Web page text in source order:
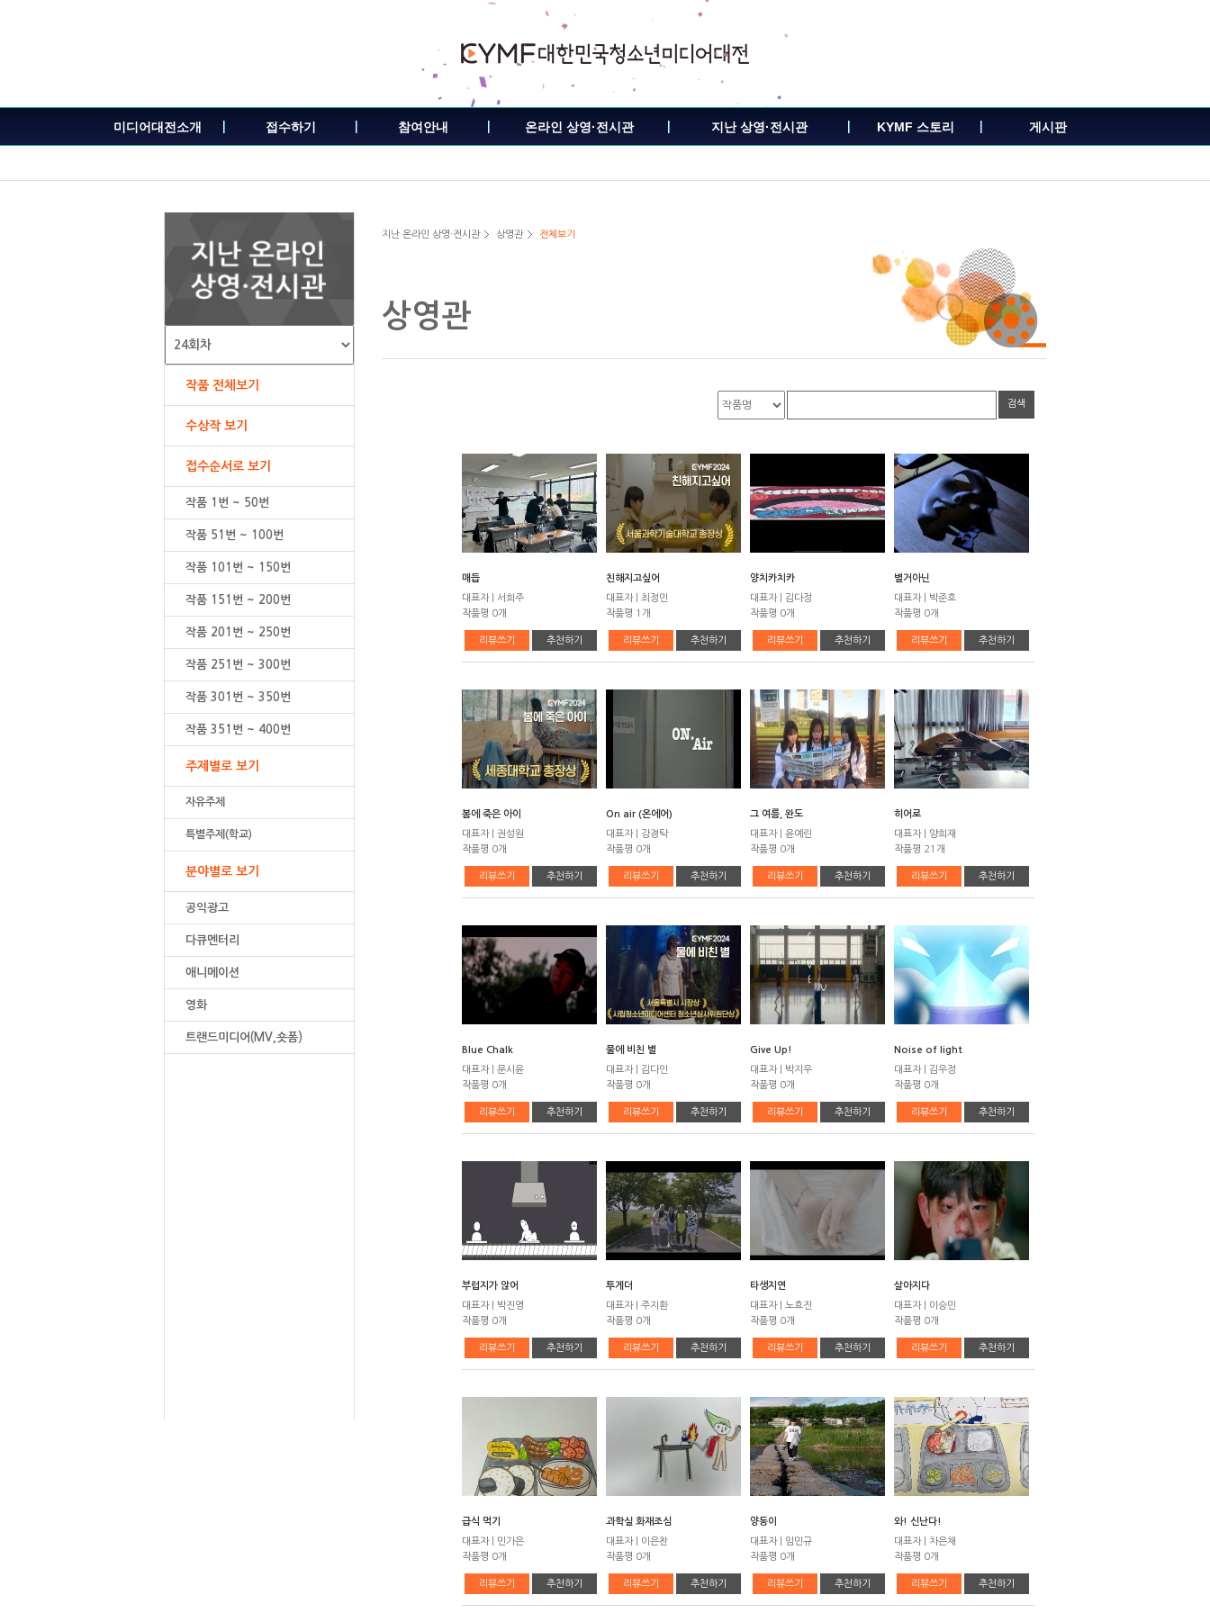
가
미디어대전소개 접수하기 참여안내 온라인 상영·전시관 지난 상영·전시관 KYMF 스토리 게시판
작품 전체보기
수상작 보기
접수순서로 보기
작품 1번 ~ 50번
작품 51번 ~ 100번
작품 101번 ~ 150번
작품 151번 ~ 200번
작품 201번 ~ 250번
작품 251번 ~ 300번
작품 301번 ~ 350번
작품 351번 ~ 400번
주제별로 보기
자유주제
특별주제(학교)
분야별로 보기
공익광고
다큐멘터리
애니메이션
영화
트랜드미디어(MV,숏폼)
지난 온라인 상영·전시관 상영관 전체보기
상영관
검색
매듭
대표자 | 서희주
작품평 0개
리뷰쓰기 추천하기
친해지고싶어
대표자 | 최정민
작품평 1개
리뷰쓰기 추천하기
양치카치카
대표자 | 김다정
작품평 0개
리뷰쓰기 추천하기
별거아닌
대표자 | 박준호
작품평 0개
리뷰쓰기 추천하기
봄에 죽은 아이
대표자 | 권성원
작품평 0개
리뷰쓰기 추천하기
On air (온에어)
대표자 | 강경탁
작품평 0개
리뷰쓰기 추천하기
그 여름, 완도
대표자 | 윤예린
작품평 0개
리뷰쓰기 추천하기
히어로
대표자 | 양희재
작품평 21개
리뷰쓰기 추천하기
Blue Chalk
대표자 | 문시윤
작품평 0개
리뷰쓰기 추천하기
물에 비친 별
대표자 | 김다인
작품평 0개
리뷰쓰기 추천하기
Give Up!
대표자 | 박지우
작품평 0개
리뷰쓰기 추천하기
Noise of light
대표자 | 김우정
작품평 0개
리뷰쓰기 추천하기
부럽지가 않어
대표자 | 박진영
작품평 0개
리뷰쓰기 추천하기
투게더
대표자 | 주지환
작품평 0개
리뷰쓰기 추천하기
타생지연
대표자 | 노효진
작품평 0개
리뷰쓰기 추천하기
살아지다
대표자 | 이승민
작품평 0개
리뷰쓰기 추천하기
급식 먹기
대표자 | 민가은
작품평 0개
리뷰쓰기 추천하기
과학실 화재조심
대표자 | 이은찬
작품평 0개
리뷰쓰기 추천하기
양동이
대표자 | 임민규
작품평 0개
리뷰쓰기 추천하기
와! 신난다!
대표자 | 차은채
작품평 0개
리뷰쓰기 추천하기